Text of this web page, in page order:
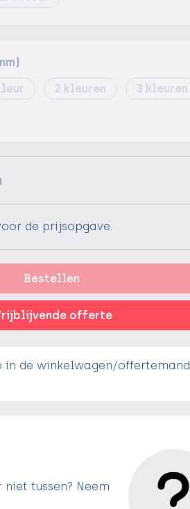
2
3
de prijsopgave.
Bestellen
offerte
in de winkelwagen/offertemand
tussen? Neem